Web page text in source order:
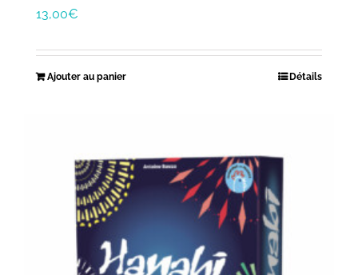
13,00€
Ajouter au panier Détails